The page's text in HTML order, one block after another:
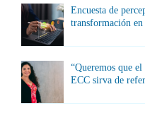
Encuesta de
transformación
“Queremos que
ECC sirva de